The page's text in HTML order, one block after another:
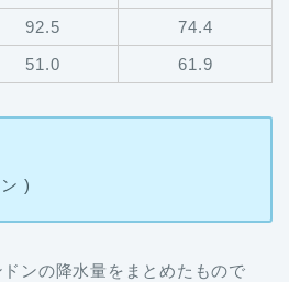
92.5
74.4
51.0 61.9
)
ドンの降水量をまとめたもので